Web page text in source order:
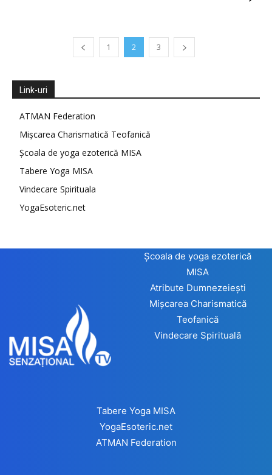
1 2 3
Link-uri
ATMAN Federation
Mișcarea Charismatică Teofanică
Școala de yoga ezoterică MISA
Tabere Yoga MISA
Vindecare Spirituala
YogaEsoteric.net
Școala de yoga ezoterică
MISA
Atribute Dumnezeiești
Mișcarea Charismatică
Teofanică
Vindecare Spirituală
Tabere Yoga MISA
YogaEsoteric.net
ATMAN Federation